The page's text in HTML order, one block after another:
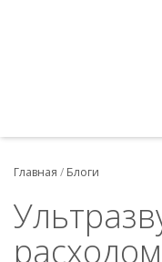
Главная / Блоги